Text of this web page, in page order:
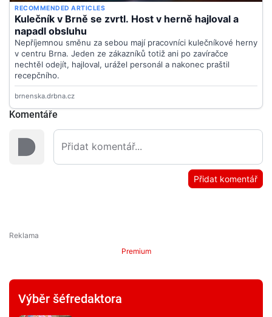
Komentáře
Přidat komentář
Premium
Výběr šéfredaktora